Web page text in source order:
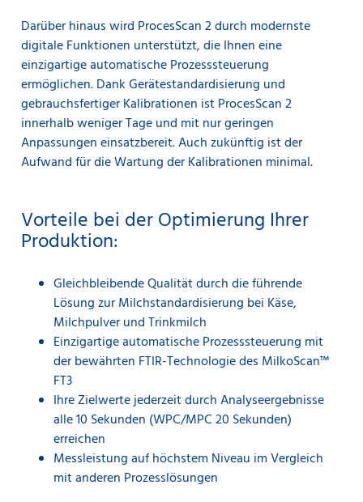
Darüber hinaus wird ProcesScan 2 durch modernste
digitale Funktionen unterstützt, die Ihnen eine
einzigartige automatische Prozesssteuerung
ermöglichen. Dank Gerätestandardisierung und
gebrauchsfertiger Kalibrationen ist ProcesScan 2
innerhalb weniger Tage und mit nur geringen
Anpassungen einsatzbereit. Auch zukünftig ist der
Aufwand für die Wartung der Kalibrationen minimal.
Vorteile bei der Optimierung Ihrer
Produktion:
Gleichbleibende Qualität durch die führende
Lösung zur Milchstandardisierung bei Käse,
Milchpulver und Trinkmilch
Einzigartige automatische Prozesssteuerung mit
der bewährten FTIR-Technologie des MilkoScan™
FT3
Ihre Zielwerte jederzeit durch Analyseergebnisse
alle 10 Sekunden (WPC/MPC 20 Sekunden)
erreichen
Messleistung auf höchstem Niveau im Vergleich
mit anderen Prozesslösungen